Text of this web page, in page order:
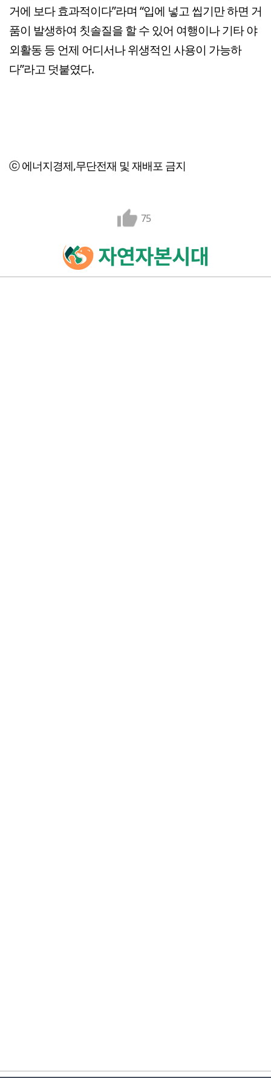
거에 보다 효과적이다”라며 “입에 넣고 씹기만 하면 거
품이 발생하여 칫솔질을 할 수 있어 여행이나 기타 야
외활동 등 언제 어디서나 위생적인 사용이 가능하
다”라고 덧붙였다.
ⓒ 에너지경제,무단전재 및 재배포 금지
75